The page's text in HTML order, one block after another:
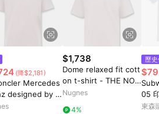
(降$2,181)
Mercedes
designed by N
cotton T-
$1,738
Dome relaxed fit cott
on t-shirt - THE NOR
TH FACE - gender_M
Nugnes
4%
歷
05
東森